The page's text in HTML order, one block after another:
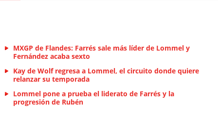
MXGP de Flandes: Farrés sale más líder de Lommel y
Fernández acaba sexto
Kay de Wolf regresa a Lommel, el circuito donde quiere
relanzar su temporada
Lommel pone a prueba el liderato de Farrés y la
progresión de Rubén